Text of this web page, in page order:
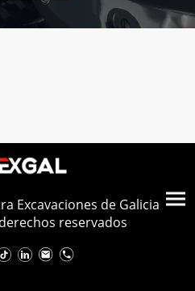
Excavaciones de Galicia
reservados